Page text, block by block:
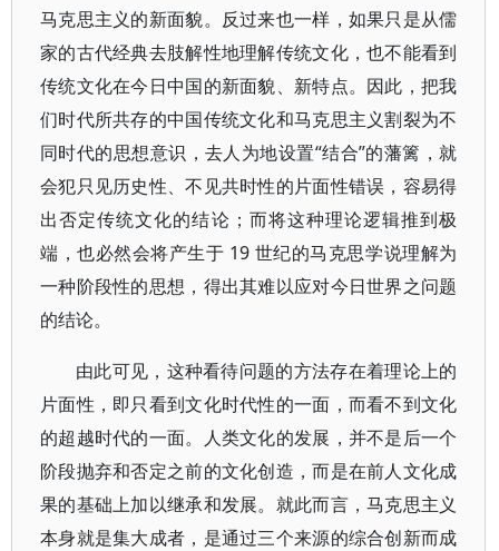
马克思主义的新面貌。反过来也一样，如果只是从儒
家的古代经典去肢解性地理解传统文化，也不能看到
传统文化在今日中国的新面貌、新特点。因此，把我
们时代所共存的中国传统文化和马克思主义割裂为不
同时代的思想意识，去人为地设置“结合”的藩篱，就
会犯只见历史性、不见共时性的片面性错误，容易得
出否定传统文化的结论；而将这种理论逻辑推到极
端，也必然会将产生于 19 世纪的马克思学说理解为
一种阶段性的思想，得出其难以应对今日世界之问题
的结论。
由此可见，这种看待问题的方法存在着理论上的
片面性，即只看到文化时代性的一面，而看不到文化
的超越时代的一面。人类文化的发展，并不是后一个
阶段抛弃和否定之前的文化创造，而是在前人文化成
果的基础上加以继承和发展。就此而言，马克思主义
本身就是集大成者，是通过三个来源的综合创新而成